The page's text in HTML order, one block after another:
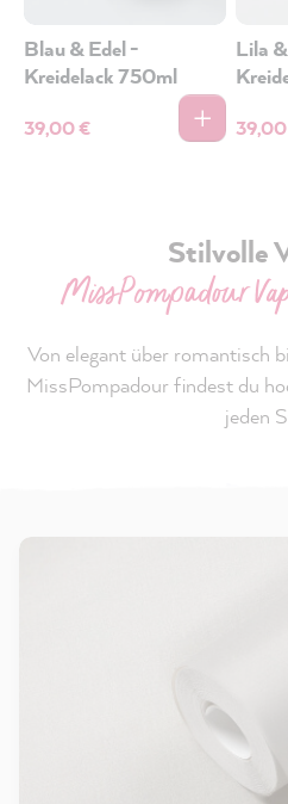
Blau & Edel -
Kreidelack 750ml
39,00 €
Lila
Stilvolle
MissPompadour
Von elegant über romantisch
MissPompadour findest du
jeden